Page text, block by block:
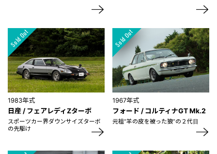
1983年式
日産 / フェアレディZターボ
スポーツカー界ダウンサイズターボ
の先駆け
1967年式
フォード / コルティナGT Mk.2
元祖“羊の皮を被った狼”の２代目